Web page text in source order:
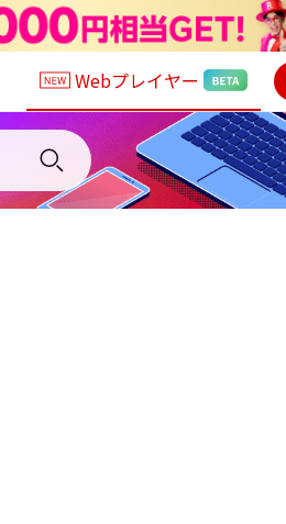
Webプレイヤー